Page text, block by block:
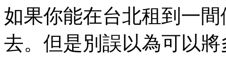
如果你能在台北租到一
去。但是別誤以為可以